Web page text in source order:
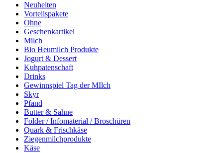
Neuheiten
Vorteilspakete
Ohne
Geschenkartikel
Milch
Bio Heumilch Produkte
Jogurt & Dessert
Kuhpatenschaft
Drinks
Gewinnspiel Tag der MIlch
Skyr
Pfand
Butter & Sahne
Folder / Infomaterial / Broschüren
Quark & Frischkäse
Ziegenmilchprodukte
Käse